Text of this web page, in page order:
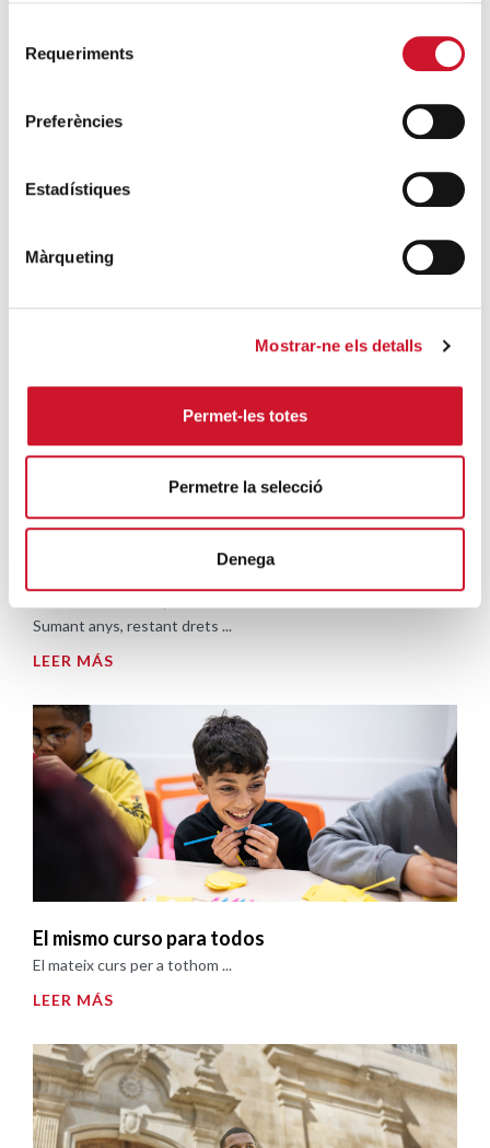
Requeriments
Preferències
Estadístiques
Màrqueting
Mostrar-ne els detalls
Permet-les totes
Permetre la selecció
Denega
hacer crecer el Maresme
Campañas solidarias
Sumando años, restando derechos
Sumant anys, restant drets ...
LEER MÁS
El mismo curso para todos
El mateix curs per a tothom ...
LEER MÁS